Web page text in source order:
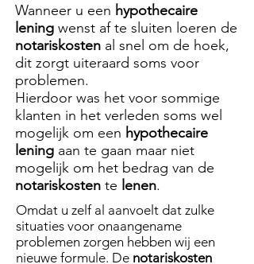
Wanneer u een hypothecaire
lening wenst af te sluiten loeren de
notariskosten al snel om de hoek,
dit zorgt uiteraard soms voor
problemen.
Hierdoor was het voor sommige
klanten in het verleden soms wel
mogelijk om een hypothecaire
lening aan te gaan maar niet
mogelijk om het bedrag van de
notariskosten te lenen.
Omdat u zelf al aanvoelt dat zulke
situaties voor onaangename
problemen zorgen hebben wij een
nieuwe formule. De notariskosten